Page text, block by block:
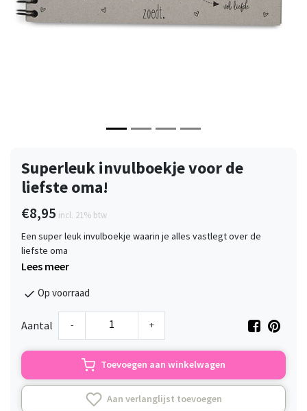
Superleuk invulboekje voor de
liefste oma!
€8,95 incl. 21% btw
Een super leuk invulboekje waarin je alles vastlegt over de
liefste oma
Lees meer
Op voorraad
Aantal - +
Toevoegen aan winkelwagen
Aan verlanglijst toevoegen